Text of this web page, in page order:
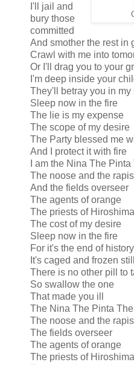
I'll jail and
bury those
committed
And smother the rest in
Crawl with me into
Or I'll drag you to your
I'm deep inside your
They'll betray you in my
Sleep now in the fire
The lie is my expense
The scope of my desire
The Party blessed me
And I protect it with fire
I am the Nina The
The noose and the
And the fields overseer
The agents of orange
The priests of Hiroshima
The cost of my desire
Sleep now in the fire
For it's the end of history
It's caged and frozen still
There is no other pill to
So swallow the one
That made you ill
The Nina The Pinta
The noose and the
The fields overseer
The agents of orange
The priests of Hiroshima